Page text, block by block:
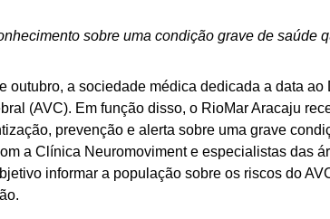
sobre uma condição grave de saúde
outubro, a sociedade médica dedicada a data ao
(AVC). Em função disso, o RioMar Aracaju
prevenção e alerta sobre uma grave
a Clínica Neuromoviment e especialistas das
informar a população sobre os riscos do